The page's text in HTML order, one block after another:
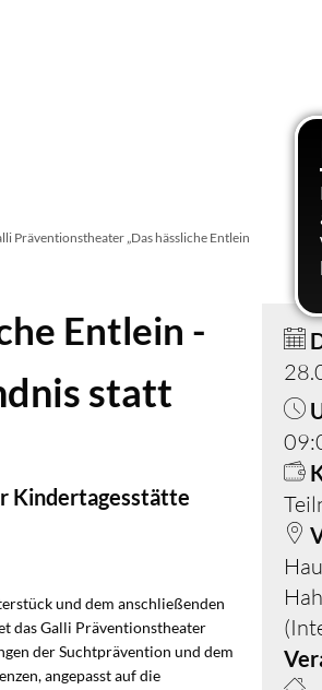
Präventionstheater „Das hässliche Entlein
Entlein -
statt
Kindertagesstätte
und dem anschließenden
das Galli Präventionstheater
der Suchtprävention und dem
angepasst auf die